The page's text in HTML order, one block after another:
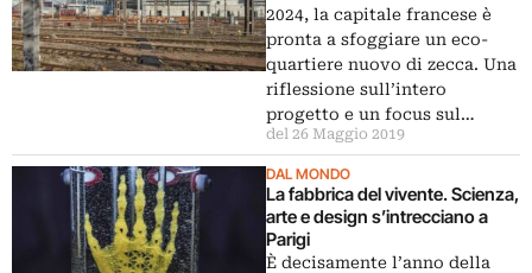
2024, la capitale francese è
pronta a sfoggiare un eco-
quartiere nuovo di zecca. Una
riflessione sull’intero
progetto e un focus sul…
del 26 Maggio 2019
DAL MONDO
La fabbrica del vivente. Scienza,
arte e design s’intrecciano a
Parigi
È decisamente l’anno della